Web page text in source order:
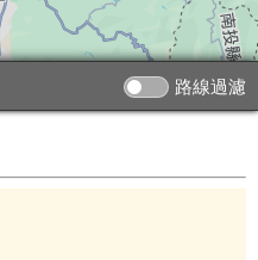
路線過濾